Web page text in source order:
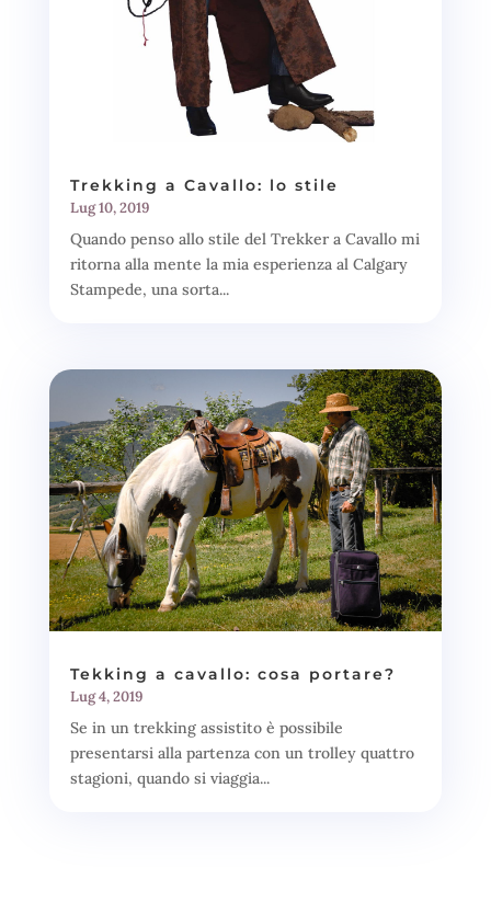
Trekking a Cavallo: lo stile
Lug 10, 2019
Quando penso allo stile del Trekker a Cavallo mi
ritorna alla mente la mia esperienza al Calgary
Stampede, una sorta...
Tekking a cavallo: cosa portare?
Lug 4, 2019
Se in un trekking assistito è possibile
presentarsi alla partenza con un trolley quattro
stagioni, quando si viaggia...